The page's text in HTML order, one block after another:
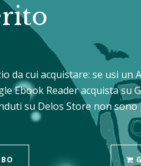
da cui acquistare: se usi un
Ebook Reader acquista su
su Delos Store non sono